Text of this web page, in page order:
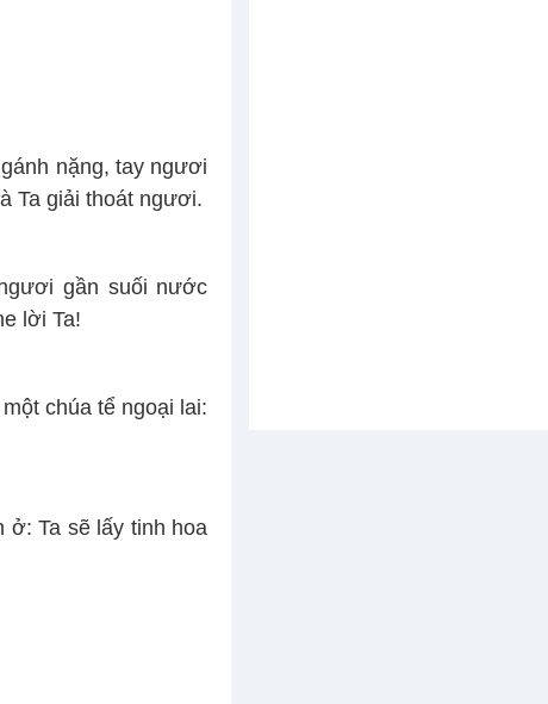
nặng, tay ngươi
Ta giải thoát ngươi.
gần suối nước
lời Ta!
chúa tể ngoại lai:
ở: Ta sẽ lấy tinh hoa